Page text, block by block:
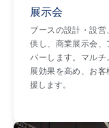
展示会
ブースの設計・設
供し、商業展示会
バーします。マル
展効果を高め、お
援します。